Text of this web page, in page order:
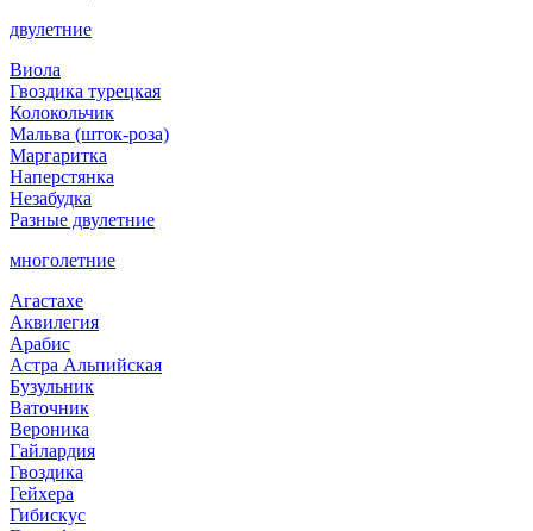
двулетние
Виола
Гвоздика турецкая
Колокольчик
Мальва (шток-роза)
Маргаритка
Наперстянка
Незабудка
Разные двулетние
многолетние
Агастахе
Аквилегия
Арабис
Астра Альпийская
Бузульник
Ваточник
Вероника
Гайлардия
Гвоздика
Гейхера
Гибискус